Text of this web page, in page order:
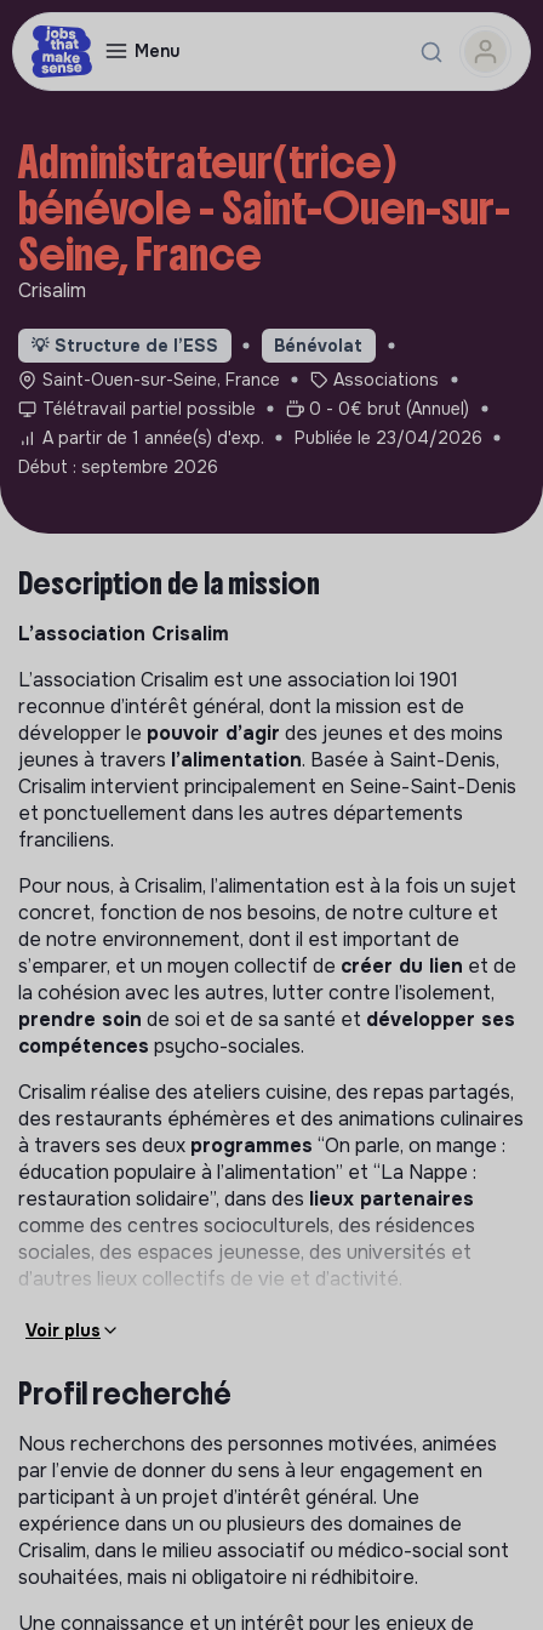
Menu
Administrateur(trice)
bénévole - Saint-Ouen-sur-
Seine, France
Crisalim
💡 Structure de l’ESS
Bénévolat
Saint-Ouen-sur-Seine, France
Associations
Télétravail partiel possible
0 - 0€ brut (Annuel)
A partir de 1 année(s) d'exp.
Publiée le 23/04/2026
Début : septembre 2026
Description de la mission
L’association Crisalim
L’association Crisalim est une association loi 1901
reconnue d’intérêt général, dont la mission est de
développer le pouvoir d’agir des jeunes et des moins
jeunes à travers l’alimentation. Basée à Saint-Denis,
Crisalim intervient principalement en Seine-Saint-Denis
et ponctuellement dans les autres départements
franciliens.
Pour nous, à Crisalim, l’alimentation est à la fois un sujet
concret, fonction de nos besoins, de notre culture et
de notre environnement, dont il est important de
s’emparer, et un moyen collectif de créer du lien et de
la cohésion avec les autres, lutter contre l’isolement,
prendre soin de soi et de sa santé et développer ses
compétences psycho-sociales.
Crisalim réalise des ateliers cuisine, des repas partagés,
des restaurants éphémères et des animations culinaires
à travers ses deux programmes “On parle, on mange :
éducation populaire à l’alimentation” et “La Nappe :
restauration solidaire”, dans des lieux partenaires
comme des centres socioculturels, des résidences
sociales, des espaces jeunesse, des universités et
d’autres lieux collectifs de vie et d’activité.
Crisalim n’est pas spécialisé sur un seul public ou type de
auprès des 18-25 ans, d’adultes isolés ou de familles
dans les quartiers populaires, grâce à sa
de professionnels indépendants et de bénévoles.
En 2026, Crisalim fait évoluer fortement son
organisation et celle de sa communauté pour mieux
l’impliquer dans les prises de décision de l’association et
renforcer son autonomie sur le terrain. Cela se traduit
par la création denouveaux rôlestant bénévoles que
rémunérés, le renfort de rôles existants, et une
Voir plus
Profil recherché
Nous recherchons des personnes motivées, animées
par l’envie de donner du sens à leur engagement en
participant à un projet d’intérêt général. Une
expérience dans un ou plusieurs des domaines de
Crisalim, dans le milieu associatif ou médico-social sont
souhaitées, mais ni obligatoire ni rédhibitoire.
Une connaissance et un intérêt pour les enjeux de